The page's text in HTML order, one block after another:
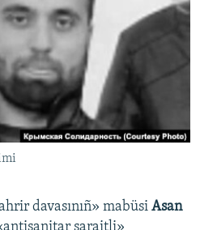
davasınıñ» mabüsi Asan